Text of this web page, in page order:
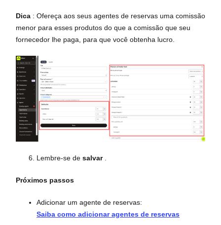
Dica : Ofereça aos seus agentes de reservas uma comissão
menor para esses produtos do que a comissão que seu
fornecedor lhe paga, para que você obtenha lucro.
Lembre-se de salvar.
Próximos passos
Adicionar um agente de reservas:
Saiba como adicionar agentes de reservas